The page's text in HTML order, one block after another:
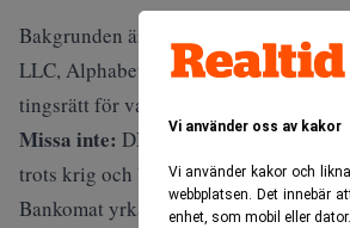
Vi använder oss av kakor
Vi använder kakor och
webbplatsen. Det innebär
enhet, som mobil eller dator.
Bakgrunden är att Bankomat AB år
LLC, Alphabet Inc och Google Sweden
tingsrätt för varumärkesintrång.
Missa inte: DNB Carnegie slår rekord
trots krig och börsoro. Realtid
Bankomat yrkade att Google vid vite